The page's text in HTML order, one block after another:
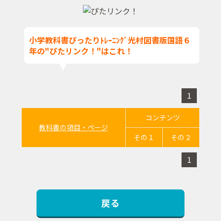
小学教科書ぴったりﾄﾚｰﾆﾝｸﾞ光村図書版国語６
年の"ぴたリンク！"はこれ！
1
教科書の項目・ページ
コンテンツ
その１
その２
1
戻る